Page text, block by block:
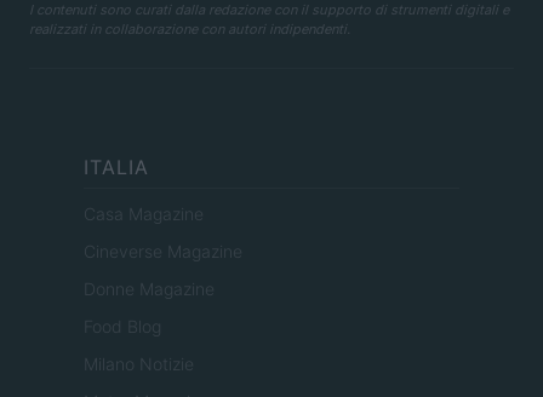
I contenuti sono curati dalla redazione con il supporto di strumenti digitali e
realizzati in collaborazione con autori indipendenti.
ITALIA
Casa Magazine
Cineverse Magazine
Donne Magazine
Food Blog
Milano Notizie